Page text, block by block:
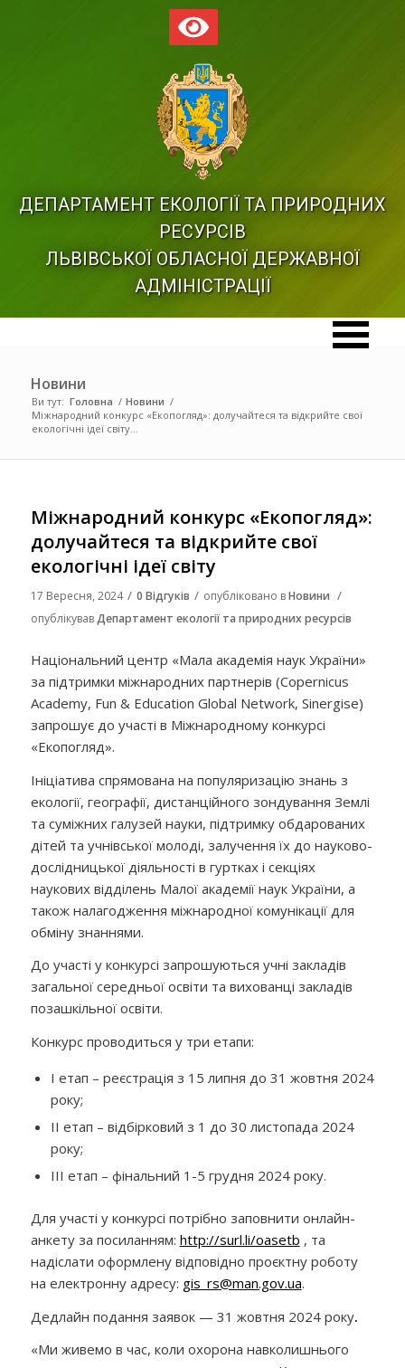
ДЕПАРТАМЕНТ ЕКОЛОГІЇ ТА ПРИРОДНИХ
РЕСУРСІВ
ЛЬВІВСЬКОЇ ОБЛАСНОЇ ДЕРЖАВНОЇ
АДМІНІСТРАЦІЇ
Новини
Ви тут: Головна / Новини /
Міжнародний конкурс «Екопогляд»: долучайтеся та відкрийте свої
екологічні ідеї світу...
Міжнародний конкурс «Екопогляд»:
долучайтеся та відкрийте свої
екологічні ідеї світу
17 Вересня, 2024 / 0 Відгуків / опубліковано вНовини /
опублікувавДепартамент екології та природних ресурсів
Національний центр «Мала академія наук України»
за підтримки міжнародних партнерів (Copernicus
Academy, Fun & Education Global Network, Sinergise)
запрошує до участі в Міжнародному конкурсі
«Екопогляд».
Ініціатива спрямована на популяризацію знань з
екології, географії, дистанційного зондування Землі
та суміжних галузей науки, підтримку обдарованих
дітей та учнівської молоді, залучення їх до науково-
дослідницької діяльності в гуртках і секціях
наукових відділень Малої академії наук України, а
також налагодження міжнародної комунікації для
обміну знаннями.
До участі у конкурсі запрошуються учні закладів
загальної середньої освіти та вихованці закладів
позашкільної освіти.
Конкурс проводиться у три етапи:
І етап – реєстрація з 15 липня до 31 жовтня 2024
року;
ІІ етап – відбірковий з 1 до 30 листопада 2024
року;
ІІІ етап – фінальний 1-5 грудня 2024 року.
Для участі у конкурсі потрібно заповнити онлайн-
анкету за посиланням: http://surl.li/oasetb , та
надіслати оформлену відповідно проєктну роботу
на електронну адресу: gis_rs@man.gov.ua.
Дедлайн подання заявок — 31 жовтня 2024 року.
«Ми живемо в час, коли охорона навколишнього